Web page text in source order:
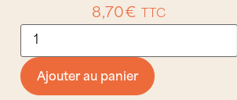
8,70€ TTC
Ajouter au panier